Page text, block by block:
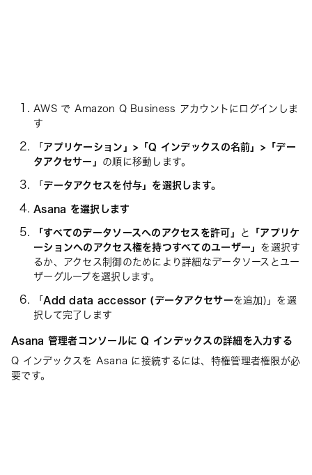
AWS で Amazon Q Business アカウントにログインしま
す
「 アプリケーション」>「Q インデックスの名前」>「デー
タアクセサー」 の順に移動します。
「 データアクセスを付与」を選択します。
Asana を選択します
「すべてのデータソースへのアクセスを許可」 と
「アプリケ
ーションへのアクセス権を持つすべてのユーザー」 を選択す
るか、アクセス制御のためにより詳細なデータソースとユー
ザーグループを選択します。
「 Add data accessor (データアクセサーを追加)」を選
択して完了します
Asana 管理者コンソールに Q インデックスの詳細を入力する
Q インデックスを Asana に接続するには、特権管理者権限が必
要です。